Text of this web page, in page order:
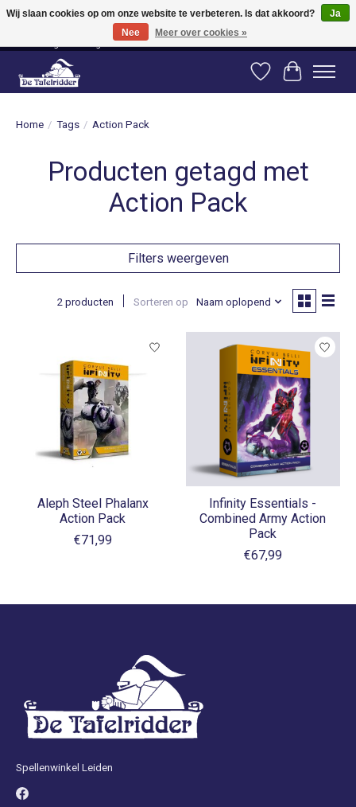
Vanaf 80 euro gratis verzending binnen Nederland! Vanaf 100 euro gratis
verzending naar België en Duitsland!
Verlanglijst
Home / Tags / Action Pack
Producten getagd met
Action Pack
Filters weergeven
2 producten Sorteren op Naam oplopend
Aleph Steel Phalanx
Action Pack
€71,99
Infinity Essentials -
Combined Army Action
Pack
€67,99
Spellenwinkel Leiden
Wij slaan cookies op om onze website te verbeteren. Is dat akkoord?
Ja
Nee
Meer over cookies »